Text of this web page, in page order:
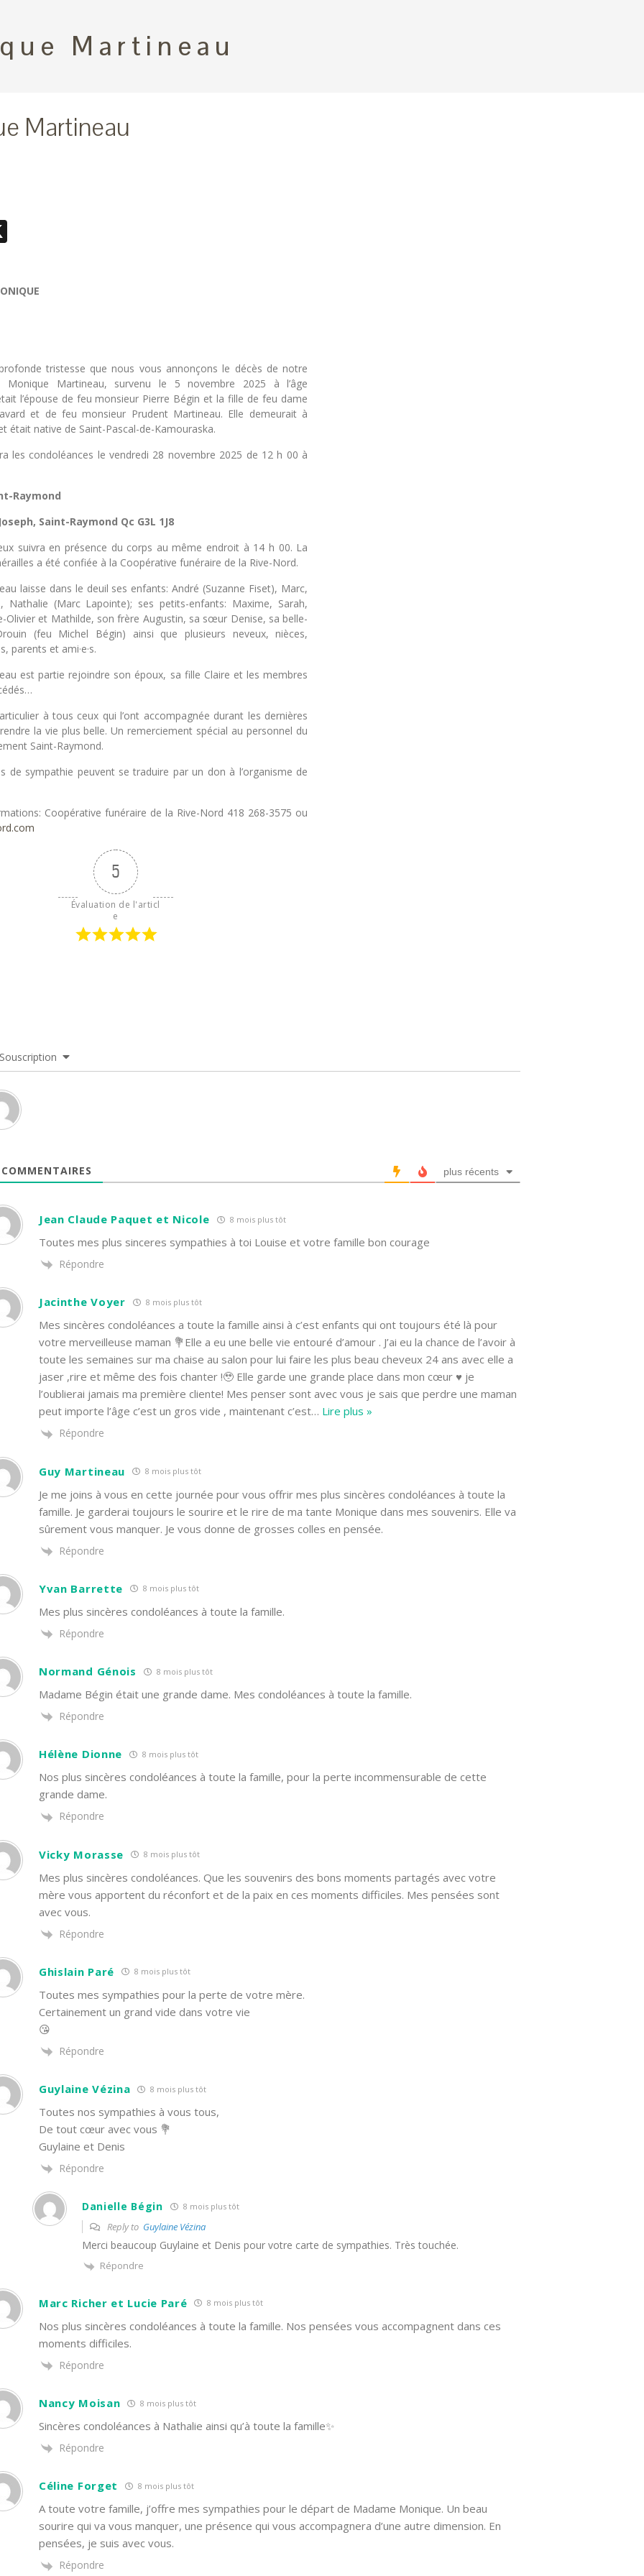
Martineau
Martineau
X
tristesse que nous vous annonçons le décès de notre
Monique Martineau, survenu le 5 novembre 2025 à l’âge
l’épouse de feu monsieur Pierre Bégin et la fille de feu dame
et de feu monsieur Prudent Martineau. Elle demeurait à
était native de Saint-Pascal-de-Kamouraska.
les condoléances le vendredi 28 novembre 2025 de 12 h 00 à
Raymond
Saint-Raymond Qc G3L 1J8
suivra en présence du corps au même endroit à 14 h 00. La
a été confiée à la Coopérative funéraire de la Rive-Nord.
laisse dans le deuil ses enfants: André (Suzanne Fiset), Marc,
Nathalie (Marc Lapointe); ses petits-enfants: Maxime, Sarah,
Olivier et Mathilde, son frère Augustin, sa sœur Denise, sa belle-
(feu Michel Bégin) ainsi que plusieurs neveux, nièces,
parents et ami·e·s.
est partie rejoindre son époux, sa fille Claire et les membres
à tous ceux qui l’ont accompagnée durant les dernières
la vie plus belle. Un remerciement spécial au personnel du
Saint-Raymond.
de sympathie peuvent se traduire par un don à l’organisme de
Coopérative funéraire de la Rive-Nord 418 268-3575 ou
5
Évaluation de l'articl
e
plus récents
Jean Claude Paquet et Nicole 8 mois plus tôt
Toutes mes plus sinceres sympathies à toi Louise et votre famille bon courage
Répondre
Jacinthe Voyer 8 mois plus tôt
Mes sincères condoléances a toute la famille ainsi à c’est enfants qui ont toujours été là pour
votre merveilleuse maman 💐Elle a eu une belle vie entouré d’amour . J’ai eu la chance de l’avoir à
toute les semaines sur ma chaise au salon pour lui faire les plus beau cheveux 24 ans avec elle a
jaser ,rire et même des fois chanter !🥹 Elle garde une grande place dans mon cœur ♥️ je
l’oublierai jamais ma première cliente! Mes penser sont avec vous je sais que perdre une maman
peut importe l’âge c’est un gros vide , maintenant c’est… Lire plus »
Répondre
Guy Martineau 8 mois plus tôt
Je me joins à vous en cette journée pour vous offrir mes plus sincères condoléances à toute la
famille. Je garderai toujours le sourire et le rire de ma tante Monique dans mes souvenirs. Elle va
sûrement vous manquer. Je vous donne de grosses colles en pensée.
Répondre
Yvan Barrette 8 mois plus tôt
Mes plus sincères condoléances à toute la famille.
Répondre
Normand Génois 8 mois plus tôt
Madame Bégin était une grande dame. Mes condoléances à toute la famille.
Répondre
Hélène Dionne 8 mois plus tôt
Nos plus sincères condoléances à toute la famille, pour la perte incommensurable de cette
grande dame.
Répondre
Vicky Morasse 8 mois plus tôt
Mes plus sincères condoléances. Que les souvenirs des bons moments partagés avec votre
mère vous apportent du réconfort et de la paix en ces moments difficiles. Mes pensées sont
avec vous.
Répondre
Ghislain Paré 8 mois plus tôt
Toutes mes sympathies pour la perte de votre mère.
Certainement un grand vide dans votre vie
😘
Répondre
Guylaine Vézina 8 mois plus tôt
Toutes nos sympathies à vous tous,
De tout cœur avec vous 💐
Guylaine et Denis
Répondre
Danielle Bégin 8 mois plus tôt
Reply to Guylaine Vézina
Merci beaucoup Guylaine et Denis pour votre carte de sympathies. Très touchée.
Répondre
Marc Richer et Lucie Paré 8 mois plus tôt
Nos plus sincères condoléances à toute la famille. Nos pensées vous accompagnent dans ces
moments difficiles.
Répondre
Nancy Moisan 8 mois plus tôt
Sincères condoléances à Nathalie ainsi qu’à toute la famille✨
Répondre
Céline Forget 8 mois plus tôt
A toute votre famille, j’offre mes sympathies pour le départ de Madame Monique. Un beau
sourire qui va vous manquer, une présence qui vous accompagnera d’une autre dimension. En
pensées, je suis avec vous.
Répondre